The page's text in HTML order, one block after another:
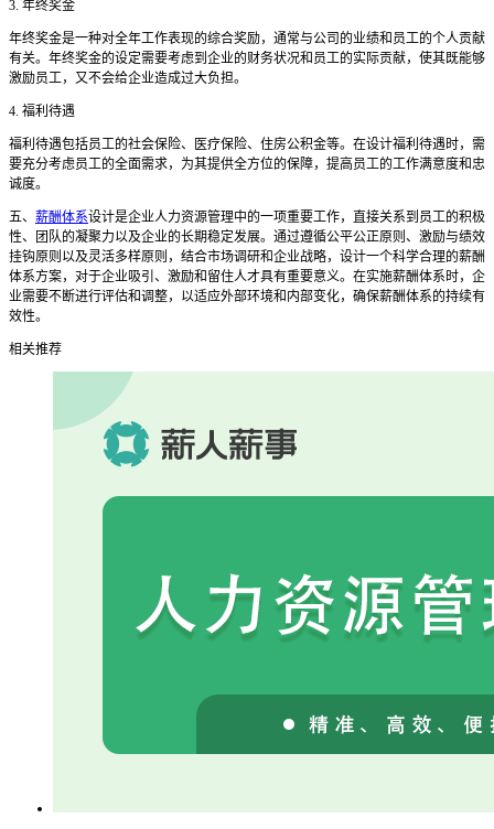
3. 年终奖金
年终奖金是一种对全年工作表现的综合奖励，通常与公司的业绩和员工的个人贡献
有关。年终奖金的设定需要考虑到企业的财务状况和员工的实际贡献，使其既能够
激励员工，又不会给企业造成过大负担。
4. 福利待遇
福利待遇包括员工的社会保险、医疗保险、住房公积金等。在设计福利待遇时，需
要充分考虑员工的全面需求，为其提供全方位的保障，提高员工的工作满意度和忠
诚度。
五、 薪酬体系设计是企业人力资源管理中的一项重要工作，直接关系到员工的积极
性、团队的凝聚力以及企业的长期稳定发展。通过遵循公平公正原则、激励与绩效
挂钩原则以及灵活多样原则，结合市场调研和企业战略，设计一个科学合理的薪酬
体系方案，对于企业吸引、激励和留住人才具有重要意义。在实施薪酬体系时，企
业需要不断进行评估和调整，以适应外部环境和内部变化，确保薪酬体系的持续有
效性。
相关推荐